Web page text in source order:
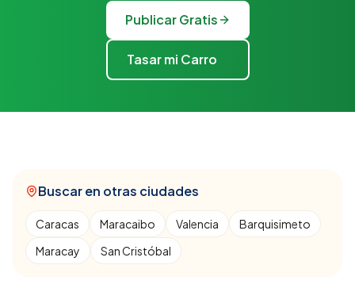
Publicar Gratis
Tasar mi Carro
Buscar en otras ciudades
Caracas Maracaibo Valencia
Barquisimeto
Maracay
San Cristóbal